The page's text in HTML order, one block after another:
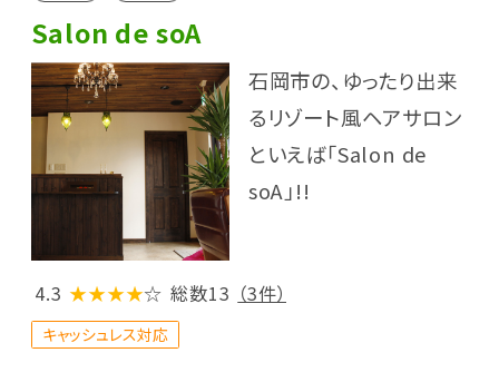
Salon de soA
石岡市の、ゆったり出来
るリゾート風ヘアサロン
といえば「Salon de
soA」!!
4.3 ★★★★☆ 総数13 （3件）
キャッシュレス対応